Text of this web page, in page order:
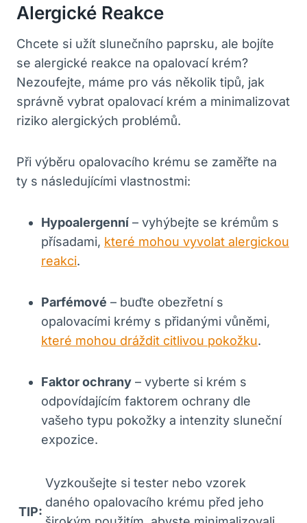
Alergické Reakce
Chcete si užít‌ slunečního​ paprsku, ale bojíte‌
se‍ alergické reakce na opalovací krém?⁤
Nezoufejte, máme pro vás několik tipů, jak
správně‌ vybrat opalovací krém ⁢a minimalizovat
riziko alergických problémů.
Při výběru opalovacího krému ⁢se zaměřte na​
ty s následujícími​ vlastnostmi:
Hypoalergenní – vyhýbejte se krémům‍ s
přísadami, které mohou vyvolat alergickou
reakci.
Parfémové – ⁢buďte obezřetní s
opalovacími krémy s přidanými vůněmi,
které mohou dráždit citlivou pokožku.
Faktor ochrany – vyberte si krém s
odpovídajícím ‍faktorem ochrany dle
vašeho typu‌ pokožky⁤ a intenzity sluneční
expozice.
TIP:
Vyzkoušejte ‌si⁣ tester nebo vzorek
‌daného opalovacího krému ‍před jeho‍